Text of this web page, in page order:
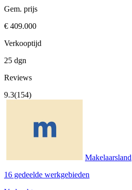
Gem. prijs
€ 409.000
Verkooptijd
25 dgn
Reviews
9.3(154)
Makelaarsland
16 gedeelde werkgebieden